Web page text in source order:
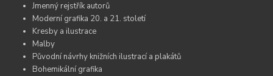
Jmenný rejstřík autorů
Moderní grafika 20. a 21. století
Kresby a ilustrace
Malby
Původní návrhy knižních ilustrací a plakátů
Bohemikální grafika